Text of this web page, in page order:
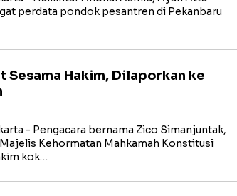
perdata pondok pesantren di Pekanbaru
Sesama Hakim, Dilaporkan ke
- Pengacara bernama Zico Simanjuntak,
Kehormatan Mahkamah Konstitusi
kok…